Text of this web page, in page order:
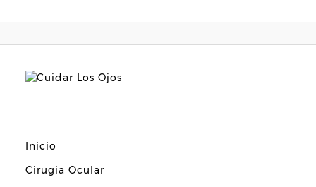
Inicio
Cirugia Ocular